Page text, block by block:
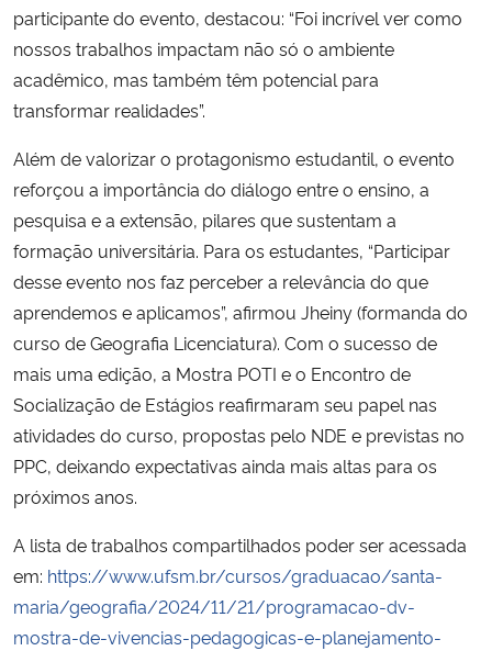
participante do evento, destacou: “Foi incrível ver como
nossos trabalhos impactam não só o ambiente
acadêmico, mas também têm potencial para
transformar realidades”.
Além de valorizar o protagonismo estudantil, o evento
reforçou a importância do diálogo entre o ensino, a
pesquisa e a extensão, pilares que sustentam a
formação universitária. Para os estudantes, “Participar
desse evento nos faz perceber a relevância do que
aprendemos e aplicamos”, afirmou Jheiny (formanda do
curso de Geografia Licenciatura). Com o sucesso de
mais uma edição, a Mostra POTI e o Encontro de
Socialização de Estágios reafirmaram seu papel nas
atividades do curso, propostas pelo NDE e previstas no
PPC, deixando expectativas ainda mais altas para os
próximos anos.
A lista de trabalhos compartilhados poder ser acessada
em: https://www.ufsm.br/cursos/graduacao/santa-
maria/geografia/2024/11/21/programacao-dv-
mostra-de-vivencias-pedagogicas-e-planejamento-